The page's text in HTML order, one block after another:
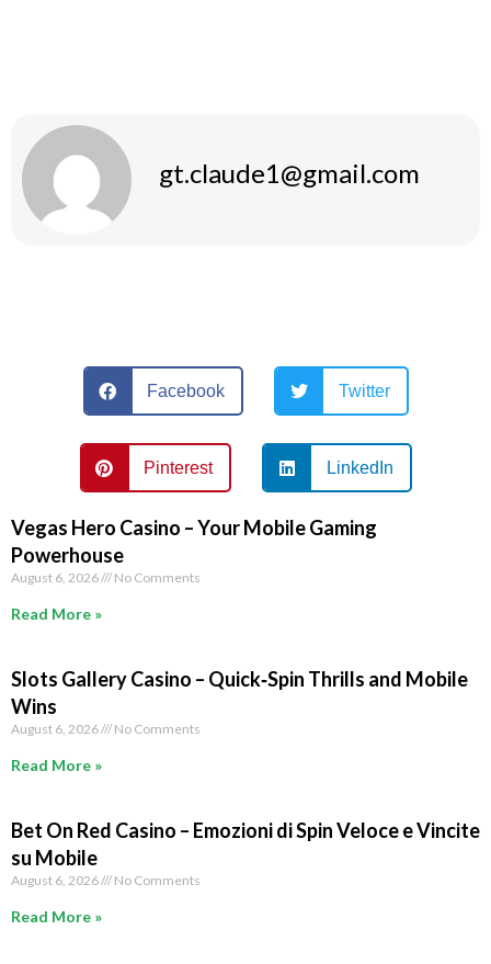
gt.claude1@gmail.com
Facebook Twitter
Pinterest LinkedIn
Vegas Hero Casino – Your Mobile Gaming
Powerhouse
August 6, 2026 No Comments
Read More »
Slots Gallery Casino – Quick‑Spin Thrills and Mobile
Wins
August 6, 2026 No Comments
Read More »
Bet On Red Casino – Emozioni di Spin Veloce e Vincite
su Mobile
August 6, 2026 No Comments
Read More »